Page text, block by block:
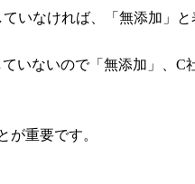
いなければ、「無添加」と
いないので「無添加」、C
が重要です。